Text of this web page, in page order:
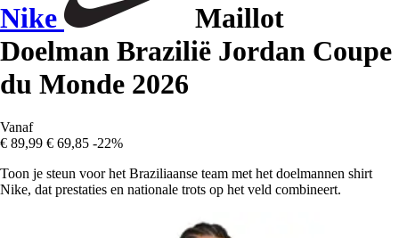
Nike
Maillot
Doelman Brazilië Jordan Coupe
du Monde 2026
Vanaf
€ 89,99 € 69,85 -22%
Toon je steun voor het Braziliaanse team met het doelmannen shirt
Nike, dat prestaties en nationale trots op het veld combineert.